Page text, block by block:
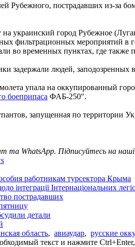
Рубежного, пострадавших из-за
украинский город Рубежное
фильтрационных мероприятий в
во временных пунктах, где
задержали людей, заподозренных
упала на оккупированный
боеприпаса ФАБ-250".
запущенная по территории
та WhatsApp. Підписуйтесь на
работникам турсектора Крыма
інтеграції Інтернаціональних
пострадавших
детали
область, авиаудар, русские
текст и нажмите